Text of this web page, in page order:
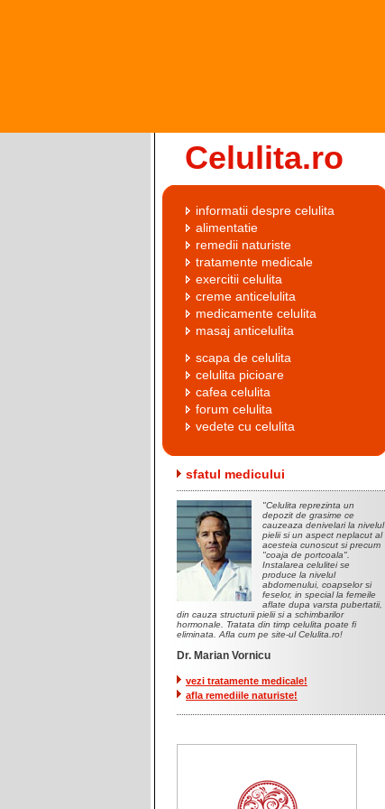
Celulita.ro
informatii despre celulita
alimentatie
remedii naturiste
tratamente medicale
exercitii celulita
creme anticelulita
medicamente celulita
masaj anticelulita
scapa de celulita
celulita picioare
cafea celulita
forum celulita
vedete cu celulita
sfatul medicului
"Celulita reprezinta un
depozit de grasime ce
cauzeaza denivelari la nivelul
pielii si un aspect neplacut al
acesteia cunoscut si precum
"coaja de portcoala".
Instalarea celulitei se
produce la nivelul
abdomenului, coapselor si
feselor, in special la femeile
aflate dupa varsta pubertatii,
din cauza structurii pielii si a schimbarilor
hormonale. Tratata din timp celulita poate fi
eliminata. Afla cum pe site-ul Celulita.ro!
Dr. Marian Vornicu
vezi tratamente medicale!
afla remediile naturiste!